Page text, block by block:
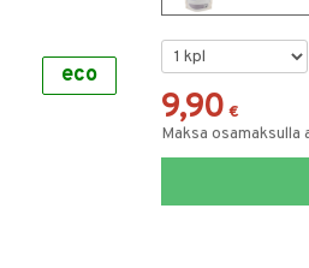
eco
9,90 €
Maksa osamaksulla